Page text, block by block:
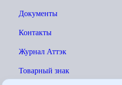
Документы
Контакты
Журнал Аттэк
Товарный знак